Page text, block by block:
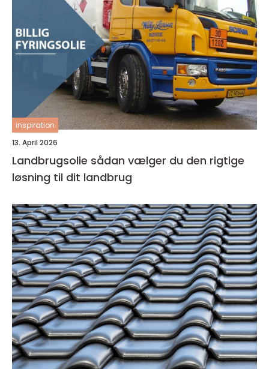
inspiration
13. April 2026
Landbrugsolie sådan vælger du den rigtige
løsning til dit landbrug